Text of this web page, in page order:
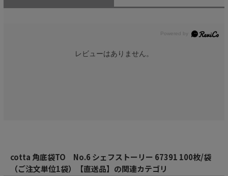
レビューはありません。
cotta 角底袋TO No.6 シェフストーリー 67391 100枚/袋
（ご注文単位1袋）【直送品】の関連カテゴリ